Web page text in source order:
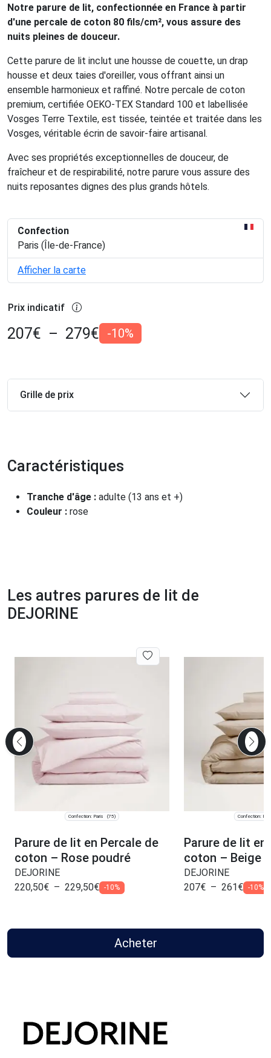
Notre parure de lit, confectionnée en France à partir
d'une percale de coton 80 fils/cm², vous assure des
nuits pleines de douceur.
Cette parure de lit inclut une housse de couette, un drap
housse et deux taies d'oreiller, vous offrant ainsi un
ensemble harmonieux et raffiné. Notre percale de coton
premium, certifiée OEKO-TEX Standard 100 et labellisée
Vosges Terre Textile, est tissée, teintée et traitée dans les
Vosges, véritable écrin de savoir-faire artisanal.
Avec ses propriétés exceptionnelles de douceur, de
fraîcheur et de respirabilité, notre parure vous assure des
nuits reposantes dignes des plus grands hôtels.
Confection
Paris (Île-de-France)
Afficher la carte
Prix indicatif
207€ – 279€ -10%
Grille de prix
Caractéristiques
Tranche d'âge : adulte (13 ans et +)
Couleur : rose
Les autres parures de lit de
DEJORINE
Confection: Paris (75)
Parure de lit en Percale de
coton – Rose poudré
DEJORINE
220,50€ – 229,50€ -10%
Confection:
Parure de lit en
coton – Beige
DEJORINE
207€ – 261 € -10%
Acheter